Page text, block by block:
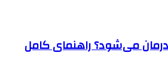
دیابت نوع ۲ درمان می‌شود؟ راهنمای کامل